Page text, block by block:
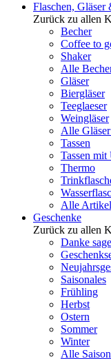
Flaschen, Gläser
Zurück zu allen
Becher
Coffee to
Shaker
Alle
Gläser
Biergläser
Teeglaeser
Weingläser
Alle
Tassen
Tassen mit
Thermo
Alle
Geschenke
Zurück zu allen
Danke
Saisonales
Frühling
Herbst
Ostern
Sommer
Winter
Alle